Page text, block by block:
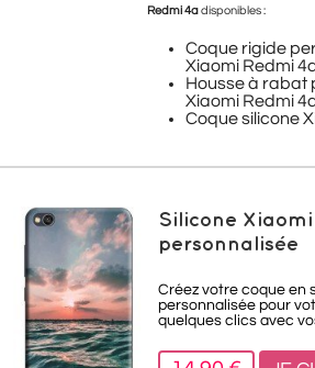
Redmi 4adisponibles :
Coque rigide
Xiaomi Redmi
Housse à rabat
Xiaomi Redmi
Coque silicone
Silicone
personnalisée
Créez votre coque en
personnalisée pour
quelques clics avec